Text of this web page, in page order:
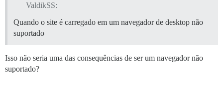
ValdikSS:
Quando o site é carregado em um navegador de desktop não
suportado
Isso não seria uma das consequências de ser um navegador não
suportado?